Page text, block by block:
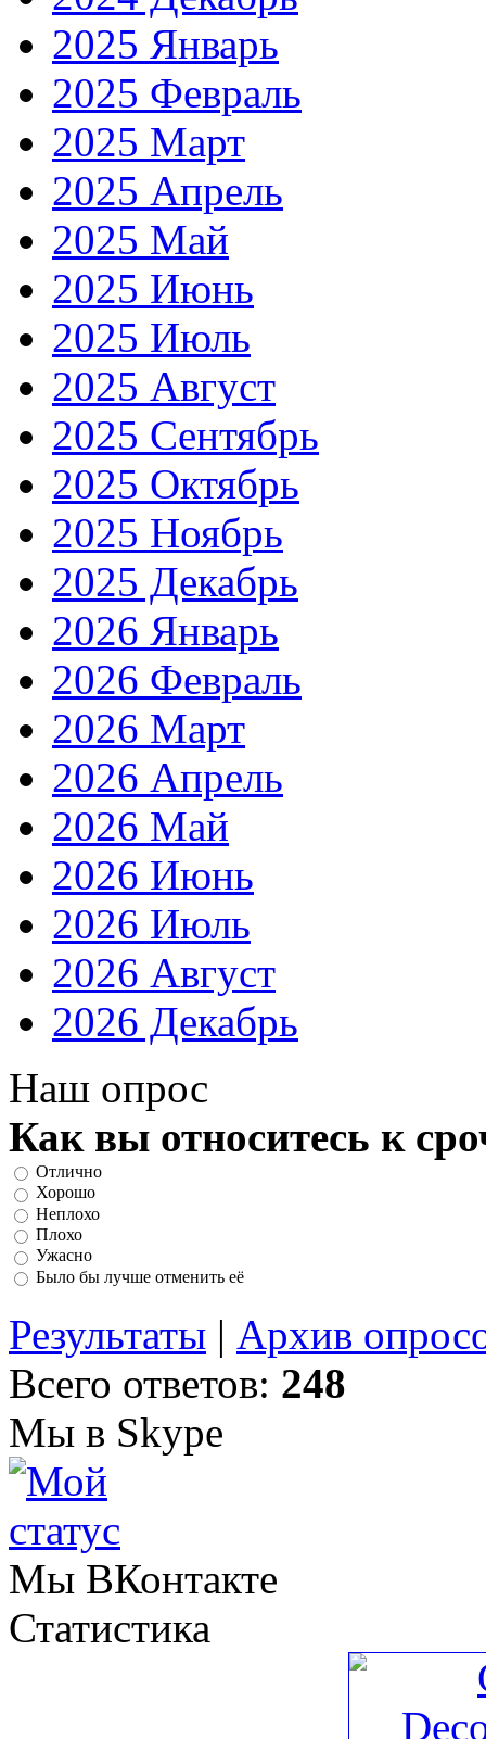
2025 Январь
2025 Февраль
2025 Март
2025 Апрель
2025 Май
2025 Июнь
2025 Июль
2025 Август
2025 Сентябрь
2025 Октябрь
2025 Ноябрь
2025 Декабрь
2026 Январь
2026 Февраль
2026 Март
2026 Апрель
2026 Май
2026 Июнь
2026 Июль
2026 Август
2026 Декабрь
Наш опрос
Как вы относитесь к
Отлично
Хорошо
Неплохо
Плохо
Ужасно
Было бы лучше отменить её
Результаты | Архив
Всего ответов: 248
Мы в Skype
Мы ВКонтакте
Статистика